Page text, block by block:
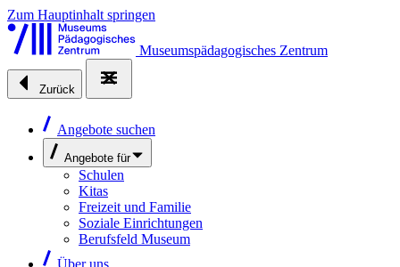
Zum Hauptinhalt springen
Museumspädagogisches Zentrum
Zurück
Angebote suchen
Angebote für
Schulen
Kitas
Freizeit und Familie
Soziale Einrichtungen
Berufsfeld Museum
Über uns